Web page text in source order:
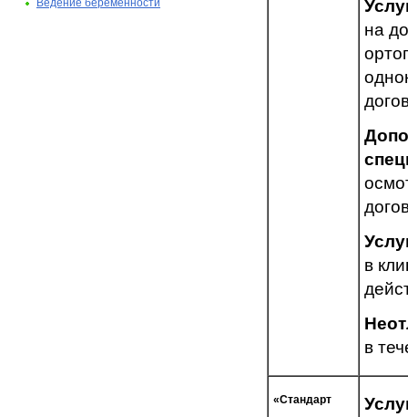
Ведение беременности
на
в
в
«Стандарт